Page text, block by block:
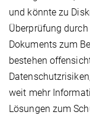
und könnte zu
Überprüfung
Dokuments zum
bestehen
weit mehr
Lösungen zum